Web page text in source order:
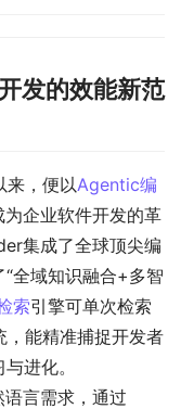
发的效能新范
来，便以Agentic编
企业软件开发的革
集成了全球顶尖编
全域知识融合+多智
索引擎可单次检索
，能精准捕捉开发者
进化。
言需求，通过